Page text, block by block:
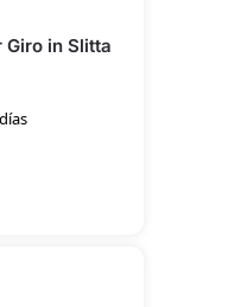
Giro in Slitta